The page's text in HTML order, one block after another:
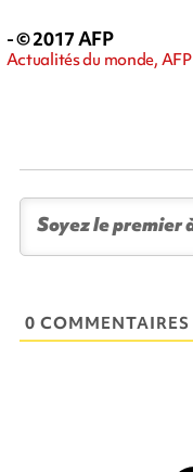
- © 2017 AFP
Actualités du monde, AFP
0 COMMENTAIRES